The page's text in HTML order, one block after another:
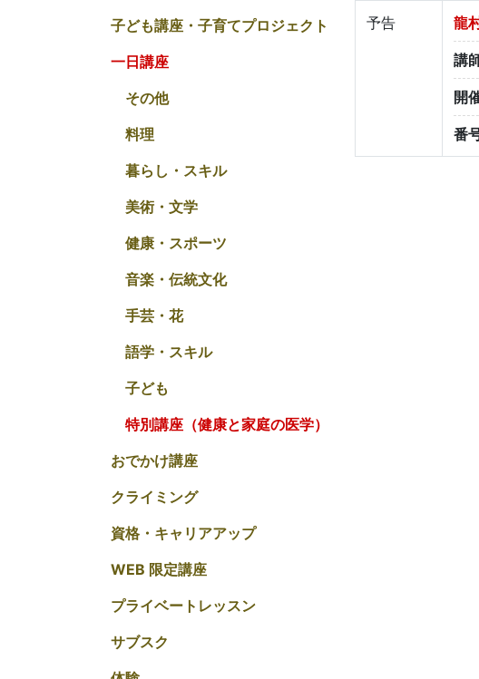
子ども講座・子育てプロジェクト
一日講座
その他
料理
暮らし・スキル
美術・文学
健康・スポーツ
音楽・伝統文化
手芸・花
語学・スキル
子ども
特別講座（健康と家庭の医学）
おでかけ講座
クライミング
資格・キャリアアップ
WEB 限定講座
プライベートレッスン
サブスク
予告 龍
講
開
番